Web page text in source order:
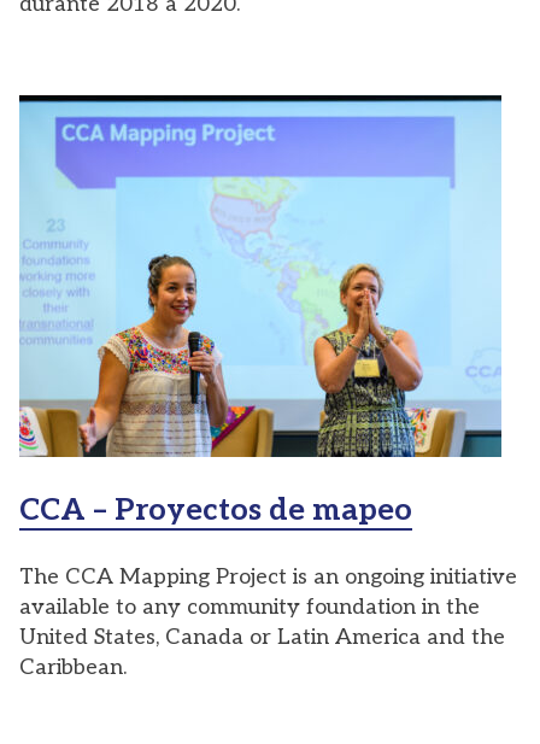
CCA – Proyectos de mapeo
The CCA Mapping Project is an ongoing initiative
available to any community foundation in the
United States, Canada or Latin America and the
Caribbean.